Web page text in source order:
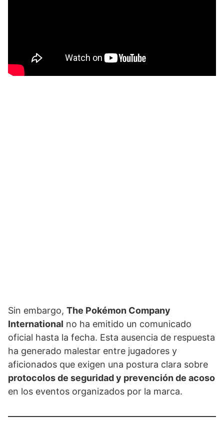
Sin embargo, The Pokémon Company
International no ha emitido un comunicado
oficial hasta la fecha. Esta ausencia de respuesta
ha generado malestar entre jugadores y
aficionados que exigen una postura clara sobre
protocolos de seguridad y prevención de acoso
en los eventos organizados por la marca.